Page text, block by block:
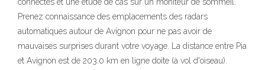
Prenez connaissance des emplacements des radars
automatiques autour de Avignon pour ne pas avoir de
mauvaises surprises durant votre voyage. La distance entre Pia
et Avignon est de 203.0 km en ligne doite (à vol d'oiseau).